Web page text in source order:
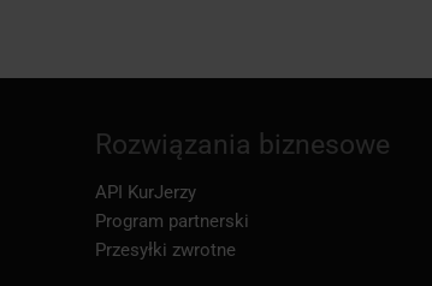
Rozwiązania biznesowe
API KurJerzy
Program partnerski
Przesyłki zwrotne